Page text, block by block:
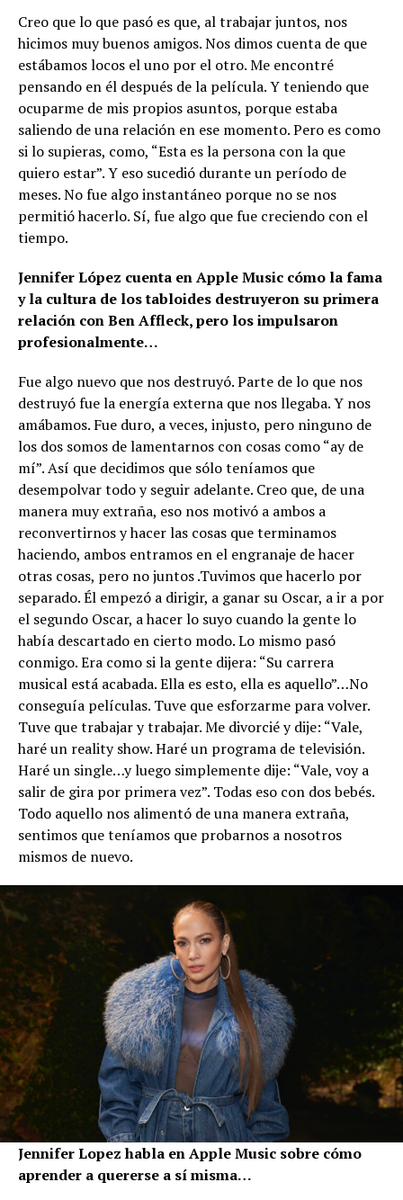
Creo que lo que pasó es que, al trabajar juntos, nos
hicimos muy buenos amigos. Nos dimos cuenta de que
estábamos locos el uno por el otro. Me encontré
pensando en él después de la película. Y teniendo que
ocuparme de mis propios asuntos, porque estaba
saliendo de una relación en ese momento. Pero es como
si lo supieras, como, “Esta es la persona con la que
quiero estar”. Y eso sucedió durante un período de
meses. No fue algo instantáneo porque no se nos
permitió hacerlo. Sí, fue algo que fue creciendo con el
tiempo.
Jennifer López cuenta en Apple Music cómo la fama
y la cultura de los tabloides destruyeron su primera
relación con Ben Affleck, pero los impulsaron
profesionalmente…
Fue algo nuevo que nos destruyó. Parte de lo que nos
destruyó fue la energía externa que nos llegaba. Y nos
amábamos. Fue duro, a veces, injusto, pero ninguno de
los dos somos de lamentarnos con cosas como “ay de
mí”. Así que decidimos que sólo teníamos que
desempolvar todo y seguir adelante. Creo que, de una
manera muy extraña, eso nos motivó a ambos a
reconvertirnos y hacer las cosas que terminamos
haciendo, ambos entramos en el engranaje de hacer
otras cosas, pero no juntos .Tuvimos que hacerlo por
separado. Él empezó a dirigir, a ganar su Oscar, a ir a por
el segundo Oscar, a hacer lo suyo cuando la gente lo
había descartado en cierto modo. Lo mismo pasó
conmigo. Era como si la gente dijera: “Su carrera
musical está acabada. Ella es esto, ella es aquello”…No
conseguía películas. Tuve que esforzarme para volver.
Tuve que trabajar y trabajar. Me divorcié y dije: “Vale,
haré un reality show. Haré un programa de televisión.
Haré un single…y luego simplemente dije: “Vale, voy a
salir de gira por primera vez”. Todas eso con dos bebés.
Todo aquello nos alimentó de una manera extraña,
sentimos que teníamos que probarnos a nosotros
mismos de nuevo.
Jennifer Lopez habla en Apple Music sobre cómo
aprender a quererse a sí misma…